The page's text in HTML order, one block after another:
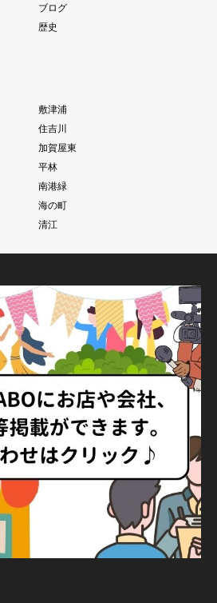
ブログ
歴史
敷津浦
住吉川
加賀屋東
平林
南港緑
海の町
清江